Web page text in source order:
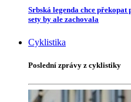
Srbská legenda chce
sety by ale zachovala
Cyklistika
Poslední zprávy z cyklistiky